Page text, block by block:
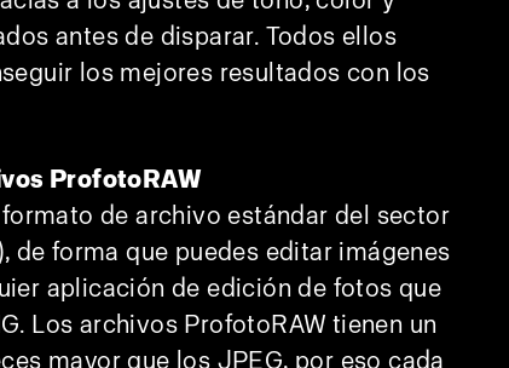
antes de disparar. Todos ellos
los mejores resultados con los
ProfotoRAW
de archivo estándar del sector
de forma que puedes editar imágenes
aplicación de edición de fotos que
Los archivos ProfotoRAW tienen un
mayor que los JPEG, por eso cada